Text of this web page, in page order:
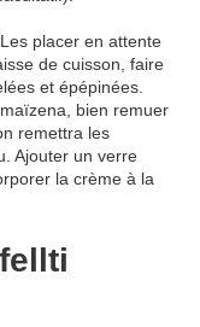
placer en attente
de cuisson, faire
et épépinées.
bien remuer
remettra les
Ajouter un verre
la crème à la